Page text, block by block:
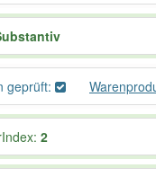
geprüft:
2